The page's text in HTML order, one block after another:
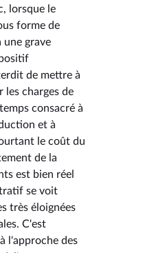
lorsque le
forme de
une grave
de mettre à
les charges de
consacré à
et à
le coût du
de la
est bien réel
se voit
très éloignées
C'est
l'approche des